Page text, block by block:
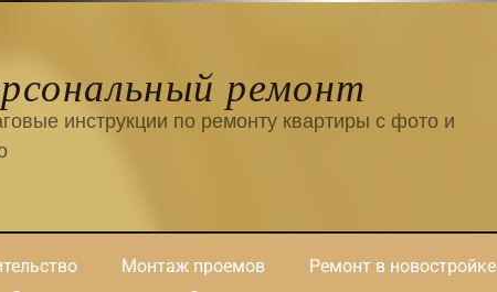
ремонт
инструкции по ремонту квартиры с фото и
Монтаж проемов Ремонт в новостройке